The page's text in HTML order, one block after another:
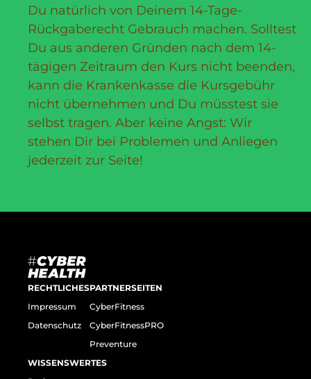
Du natürlich von Deinem 14-Tage-
Rückgaberecht Gebrauch machen. Solltest
Du aus anderen Gründen nach dem 14-
tägigen Zeitraum den Kurs nicht beenden,
kann die Krankenkasse die Kursgebühr
nicht übernehmen und Du müsstest sie
selbst tragen. Aber keine Angst: Wir
stehen Dir bei Problemen und Anliegen
jederzeit zur Seite!
RECHTLICHES
Impressum
Datenschutz
PARTNERSEITEN
CyberFitness
CyberFitnessPRO
Preventure
WISSENSWERTES